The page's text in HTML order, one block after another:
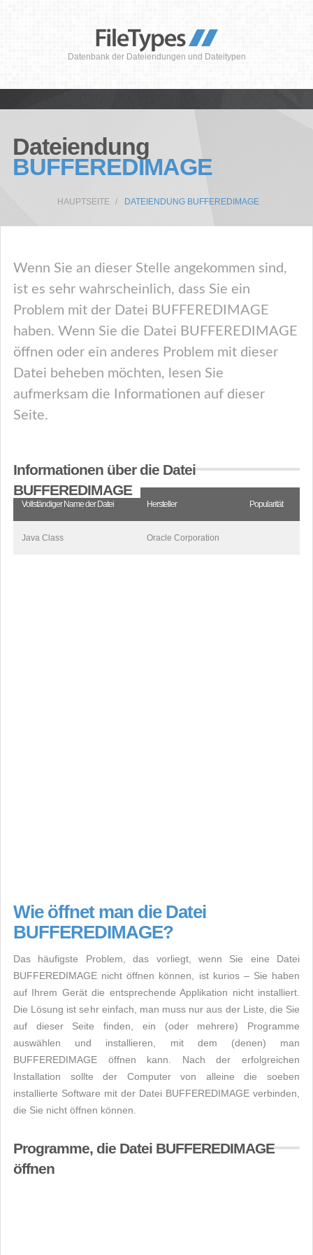
Datenbank der Dateiendungen und Dateitypen
Dateiendung
BUFFEREDIMAGE
HAUPTSEITE DATEIENDUNG BUFFEREDIMAGE
Wenn Sie an dieser Stelle angekommen sind,
ist es sehr wahrscheinlich, dass Sie ein
Problem mit der Datei BUFFEREDIMAGE
haben. Wenn Sie die Datei BUFFEREDIMAGE
öffnen oder ein anderes Problem mit dieser
Datei beheben möchten, lesen Sie
aufmerksam die Informationen auf dieser
Seite.
Informationen über die Datei
BUFFEREDIMAGE
Vollständiger Name der Datei Hersteller Popularität
Java Class Oracle Corporation
Wie öffnet man die Datei
BUFFEREDIMAGE?
Das häufigste Problem, das vorliegt, wenn Sie eine Datei
BUFFEREDIMAGE nicht öffnen können, ist kurios – Sie haben
auf Ihrem Gerät die entsprechende Applikation nicht installiert.
Die Lösung ist sehr einfach, man muss nur aus der Liste, die Sie
auf dieser Seite finden, ein (oder mehrere) Programme
auswählen und installieren, mit dem (denen) man
BUFFEREDIMAGE öffnen kann. Nach der erfolgreichen
Installation sollte der Computer von alleine die soeben
installierte Software mit der Datei BUFFEREDIMAGE verbinden,
die Sie nicht öffnen können.
Programme, die Datei BUFFEREDIMAGE
öffnen